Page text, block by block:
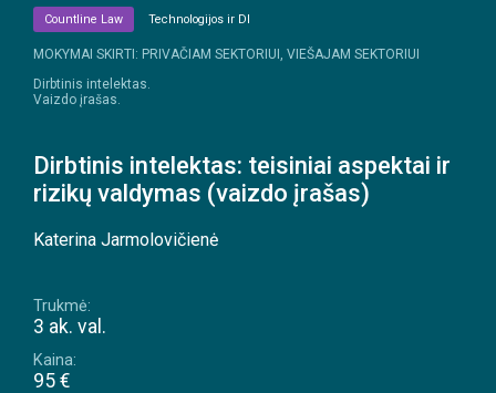
Countline Law Technologijos ir DI
MOKYMAI SKIRTI: PRIVAČIAM SEKTORIUI, VIEŠAJAM SEKTORIUI
Dirbtinis intelektas.
Vaizdo įrašas.
Dirbtinis intelektas: teisiniai aspektai ir
rizikų valdymas (vaizdo įrašas)
Katerina Jarmolovičienė
Trukmė:
3 ak. val.
Kaina:
95 €